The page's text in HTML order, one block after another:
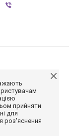
прийняти
для
роз'яснення